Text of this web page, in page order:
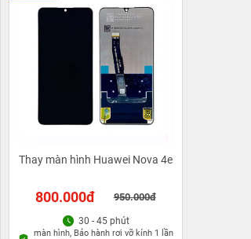
Thay màn hình Huawei Nova 4e
800.000đ 950.000đ
30 - 45 phút
màn hình, Bảo hành rơi vỡ kính 1 lần